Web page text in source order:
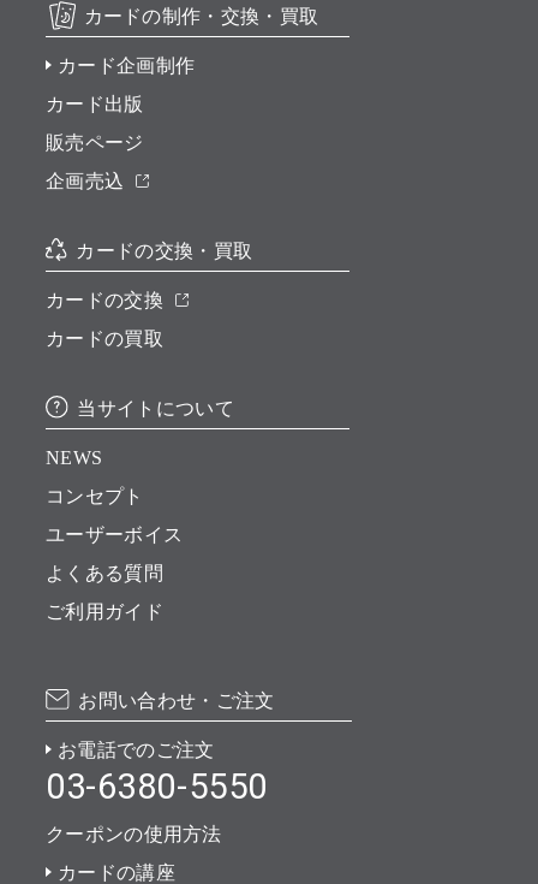
カードの制作・交換・買取
カード企画制作
カード出版
販売ページ
企画売込
カードの交換・買取
カードの交換
カードの買取
当サイトについて
NEWS
コンセプト
ユーザーボイス
よくある質問
ご利用ガイド
お問い合わせ・ご注文
お電話でのご注文
03-6380-5550
クーポンの使用方法
カードの講座